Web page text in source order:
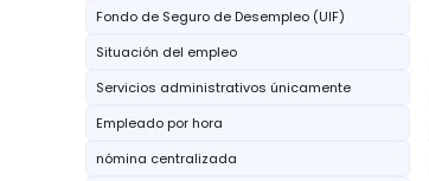
Fondo de Seguro de Desempleo (UIF)
Situación del empleo
Servicios administrativos únicamente
Empleado por hora
nómina centralizada